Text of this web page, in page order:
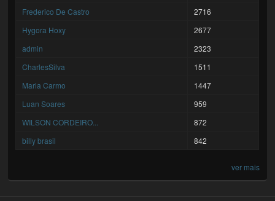
Frederico De Castro
2716
Hygora Hoxy
2677
admin
2323
CharlesSilva
1511
Maria Carmo
1447
Luan Soares
959
WILSON CORDEIRO...
872
billy brasil
842
ver mais